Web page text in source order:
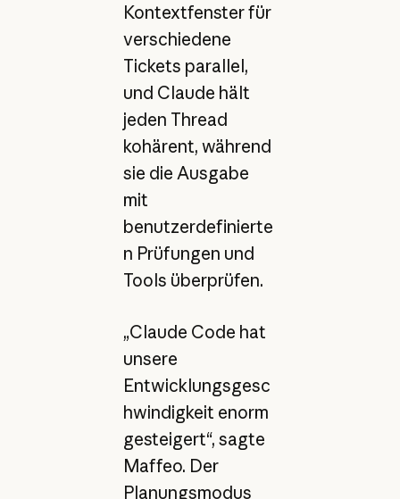
Kontextfenster für
verschiedene
Tickets parallel,
und Claude hält
jeden Thread
kohärent, während
sie die Ausgabe
mit
benutzerdefinierte
n Prüfungen und
Tools überprüfen.
„Claude Code hat
unsere
Entwicklungsgesc
hwindigkeit enorm
gesteigert“, sagte
Maffeo. Der
Planungsmodus